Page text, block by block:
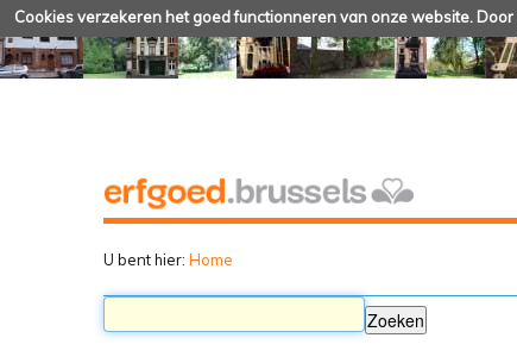
Cookies verzekeren het goed functionneren van onze website.
U bent hier: Home